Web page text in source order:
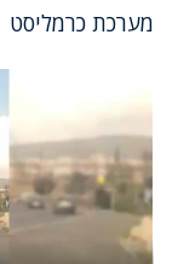
מערכת כרמליסט